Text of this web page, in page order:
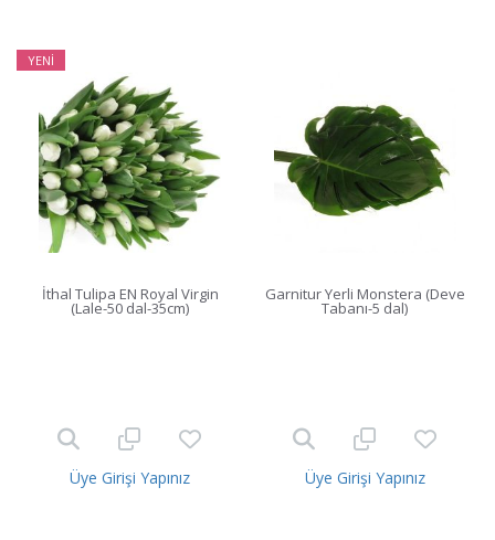
İthal Tulipa EN Royal Virgin
(Lale-50 dal-35cm)
Üye Girişi Yapınız
YENİ
Garnitur Yerli Monstera (Deve
Tabanı-5 dal)
Üye Girişi Yapınız